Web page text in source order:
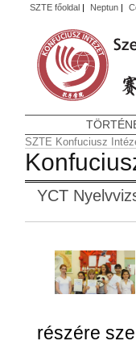
SZTE főoldal| Neptun|
SZTE Konfuciusz
YCT
részére